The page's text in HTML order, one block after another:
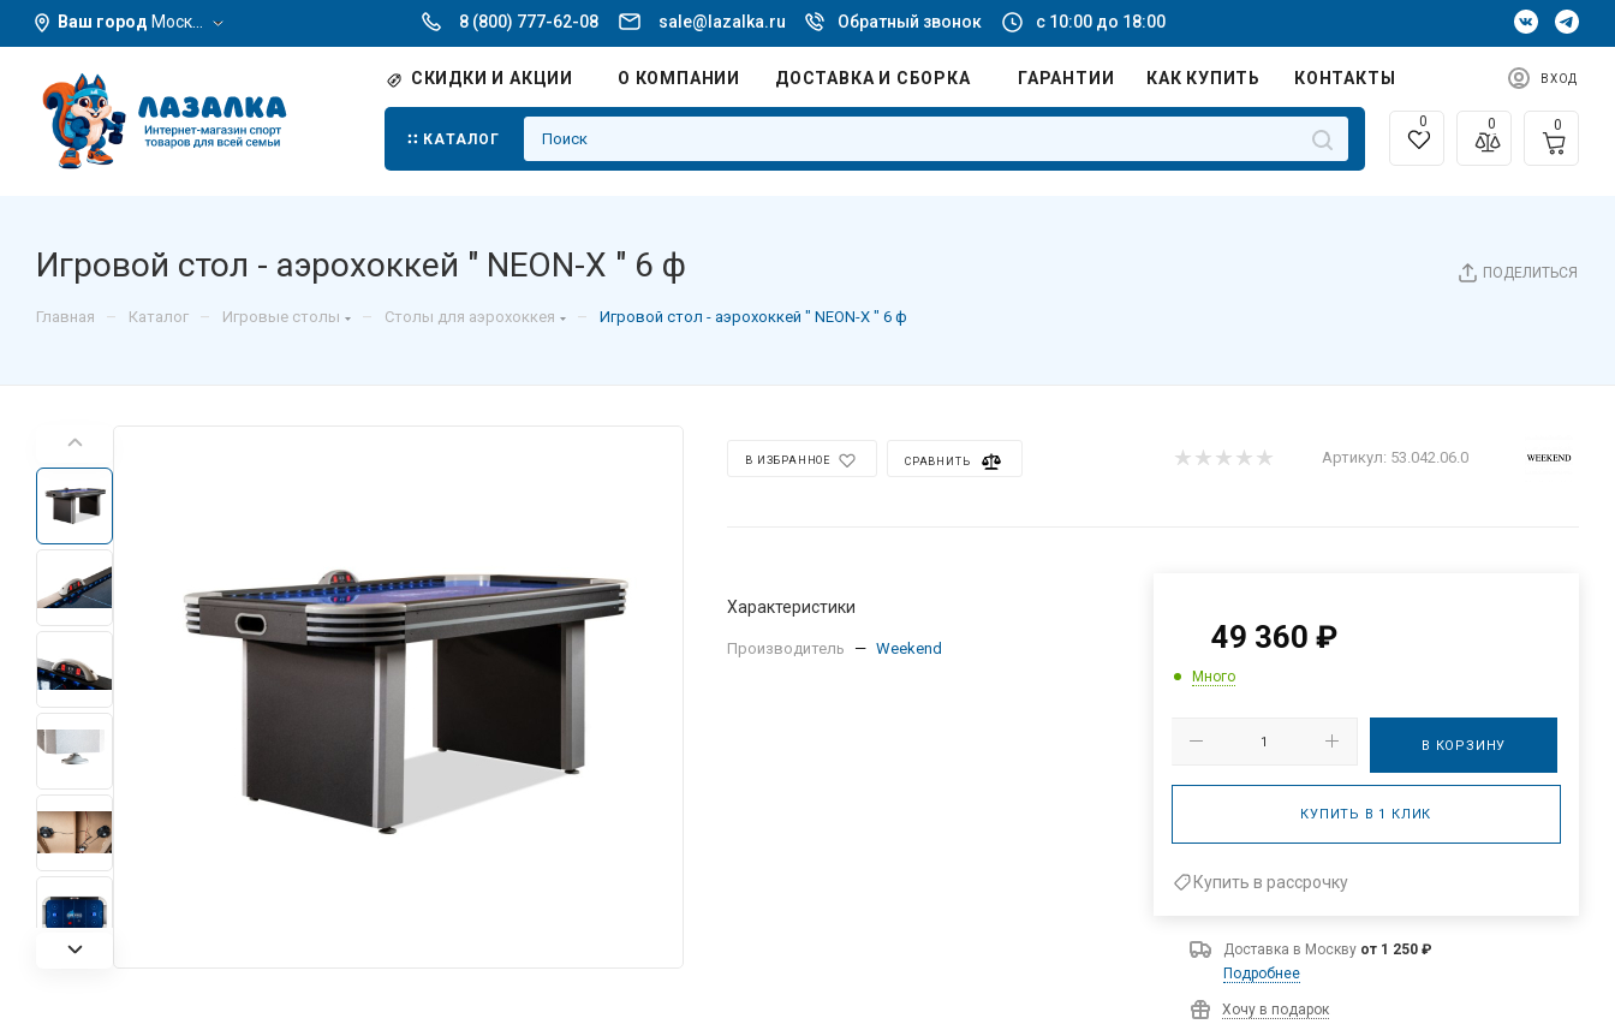
Ваш город Москва 8 (800) 777-62-08 sale@lazalka.ru Обратный звонок с 10:00 до 18:00
СКИДКИ И АКЦИИ О КОМПАНИИ ДОСТАВКА И СБОРКА ГАРАНТИИ КАК КУПИТЬ КОНТАКТЫ ВХОД
КАТАЛОГ
0 0 0
ПОДЕЛИТЬСЯ
Игровой стол - аэрохоккей " NEON-X " 6 ф
Главная – Каталог – Игровые столы – Столы для аэрохоккея – Игровой стол - аэрохоккей " NEON-X " 6 ф
В ИЗБРАННОЕ СРАВНИТЬ Артикул: 53.042.06.0
Характеристики
Производитель — Weekend 49 360 ₽
Много
В КОРЗИНУ
КУПИТЬ В 1 КЛИК
Купить в рассрочку
Доставка в Москву от 1 250 ₽
Подробнее
Хочу в подарок